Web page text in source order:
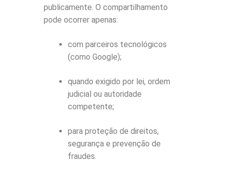
publicamente. O compartilhamento
pode ocorrer apenas:
com parceiros tecnológicos
(como Google);
quando exigido por lei, ordem
judicial ou autoridade
competente;
para proteção de direitos,
segurança e prevenção de
fraudes.